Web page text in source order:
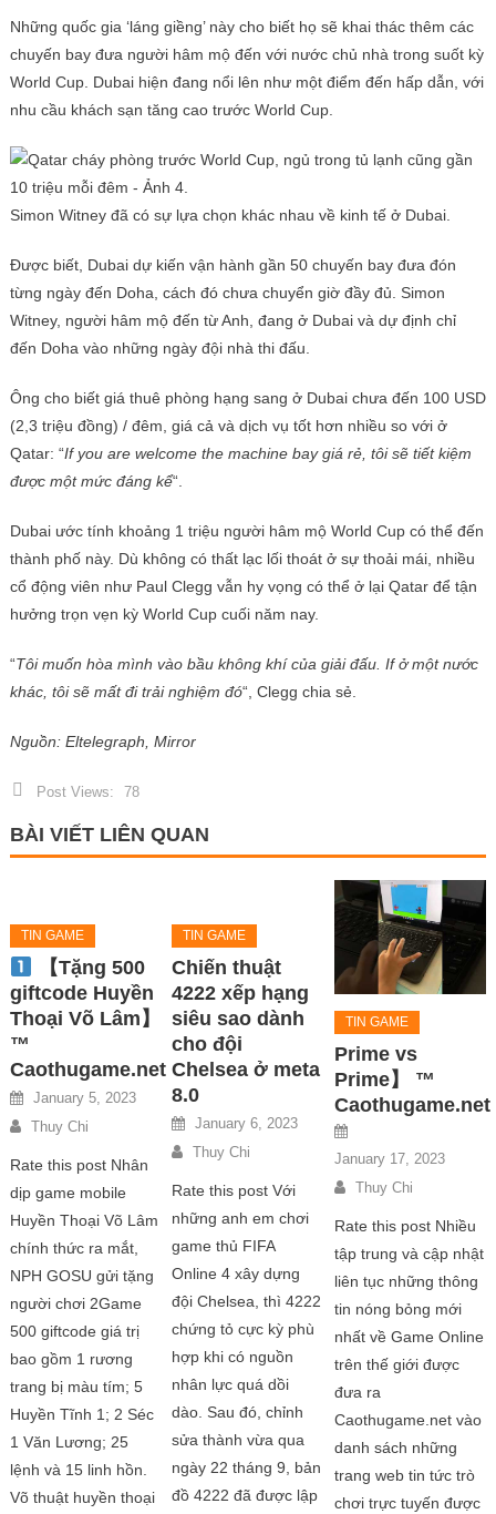
Những quốc gia ‘láng giềng’ này cho biết họ sẽ khai thác thêm các
chuyến bay đưa người hâm mộ đến với nước chủ nhà trong suốt kỳ
World Cup. Dubai hiện đang nổi lên như một điểm đến hấp dẫn, với
nhu cầu khách sạn tăng cao trước World Cup.
Simon Witney đã có sự lựa chọn khác nhau về kinh tế ở Dubai.
Được biết, Dubai dự kiến ​​vận hành gần 50 chuyến bay đưa đón
từng ngày đến Doha, cách đó chưa chuyển giờ đầy đủ. Simon
Witney, người hâm mộ đến từ Anh, đang ở Dubai và dự định chỉ
đến Doha vào những ngày đội nhà thi đấu.
Ông cho biết giá thuê phòng hạng sang ở Dubai chưa đến 100 USD
(2,3 triệu đồng) / đêm, giá cả và dịch vụ tốt hơn nhiều so với ở
Qatar: “If you are welcome the machine bay giá rẻ, tôi sẽ tiết kiệm
được một mức đáng kể“.
Dubai ước tính khoảng 1 triệu người hâm mộ World Cup có thể đến
thành phố này. Dù không có thất lạc lối thoát ở sự thoải mái, nhiều
cổ động viên như Paul Clegg vẫn hy vọng có thể ở lại Qatar để tận
hưởng trọn vẹn kỳ World Cup cuối năm nay.
“Tôi muốn hòa mình vào bầu không khí của giải đấu. If ở một nước
khác, tôi sẽ mất đi trải nghiệm đó“, Clegg chia sẻ.
Nguồn: Eltelegraph, Mirror
Post Views: 78
BÀI VIẾT LIÊN QUAN
TIN GAME
【Tặng 500
giftcode Huyền
Thoại Võ Lâm】
™
Caothugame.net
January 5, 2023
Thuy Chi
Rate this post Nhân
dịp game mobile
Huyền Thoại Võ Lâm
chính thức ra mắt,
NPH GOSU gửi tặng
người chơi 2Game
500 giftcode giá trị
bao gồm 1 rương
trang bị màu tím; 5
Huyền Tĩnh 1; 2 Séc
1 Văn Lương; 25
lệnh và 15 linh hồn.
Võ thuật huyền thoại
TIN GAME
Chiến thuật
4222 xếp hạng
siêu sao dành
cho đội
Chelsea ở meta
8.0
January 6, 2023
Thuy Chi
Rate this post Với
những anh em chơi
game thủ FIFA
Online 4 xây dựng
đội Chelsea, thì 4222
chứng tỏ cực kỳ phù
hợp khi có nguồn
nhân lực quá dồi
dào. Sau đó, chỉnh
sửa thành vừa qua
ngày 22 tháng 9, bản
đồ 4222 đã được lập
TIN GAME
Prime vs
Prime】 ™ ️
Caothugame.net
January 17, 2023
Thuy Chi
Rate this post Nhiều
tập trung và cập nhật
liên tục những thông
tin nóng bỏng mới
nhất về Game Online
trên thế giới được
đưa ra
Caothugame.net vào
danh sách những
trang web tin tức trò
chơi trực tuyến được